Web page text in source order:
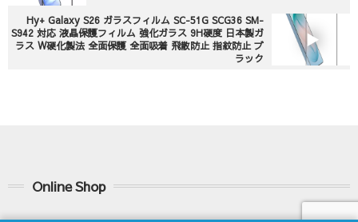
Hy+ Galaxy S26 ガラスフィルム SC-51G SCG36 SM-
S942 対応 液晶保護フィルム 強化ガラス 9H硬度 日本製ガ
ラス W硬化製法 全面保護 全面吸着 飛散防止 指紋防止 ブ
ラック
Online Shop